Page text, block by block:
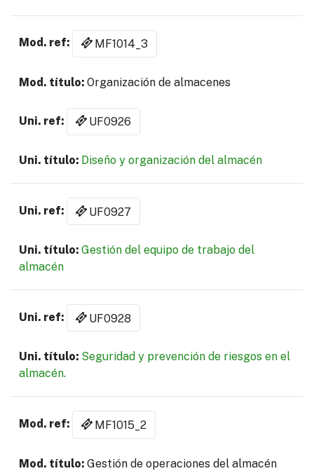
MF1014_3
Organización de almacenes
UF0926
Diseño y organización del almacén
UF0927
Gestión del equipo de trabajo del
almacén
UF0928
Seguridad y prevención de riesgos en el
almacén.
MF1015_2
Gestión de operaciones del almacén